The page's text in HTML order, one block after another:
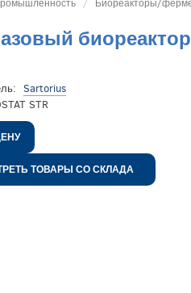
Биореакторы/
биореактор
Sartorius
STR
ТОВАРЫ СО СКЛАДА